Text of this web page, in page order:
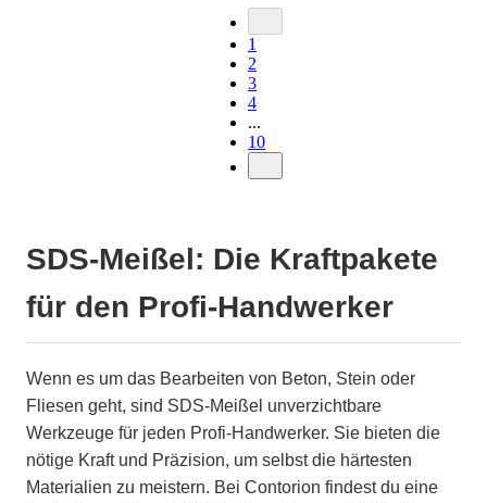
1
2
3
4
...
10
SDS-Meißel: Die Kraftpakete
für den Profi-Handwerker
Wenn es um das Bearbeiten von Beton, Stein oder
Fliesen geht, sind SDS-Meißel unverzichtbare
Werkzeuge für jeden Profi-Handwerker. Sie bieten die
nötige Kraft und Präzision, um selbst die härtesten
Materialien zu meistern. Bei Contorion findest du eine